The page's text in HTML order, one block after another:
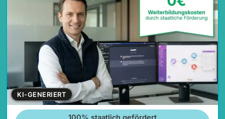
KI-GENERIERT